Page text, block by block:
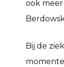
ook
Bij de